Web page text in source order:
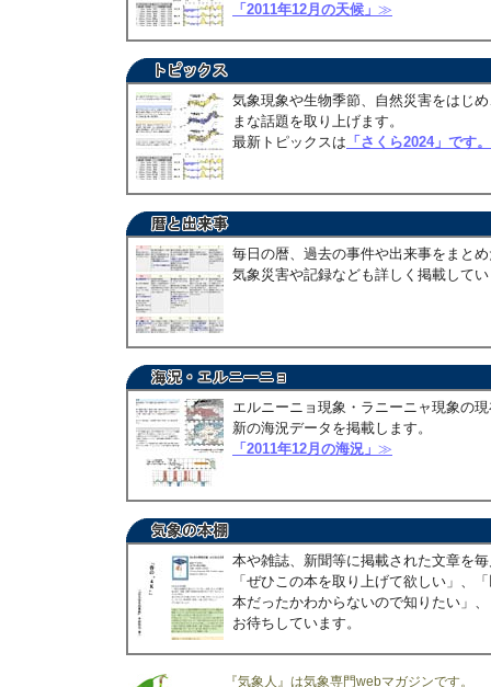
「2011年12月の天候」 ≫
気象現象や生物季節、自然災害をはじ
まな話題を取り上げます。
最新トピックスは 「さくら2024」です。
毎日の暦、過去の事件や出来事をまと
気象災害や記録なども詳しく掲載して
エルニーニョ現象・ラニーニャ現象の
新の海況データを掲載します。
「2011年12月の海況」 ≫
本や雑誌、新聞等に掲載された文章を
「ぜひこの本を取り上げて欲しい」、
本だったかわからないので知りたい」
お待ちしています。
『気象人』は気象専門webマガジンです。